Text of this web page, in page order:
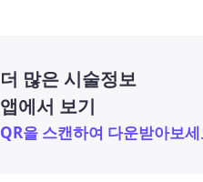
더 많은 시술정보
앱에서 보기
QR을 스캔하여 다운받아보세